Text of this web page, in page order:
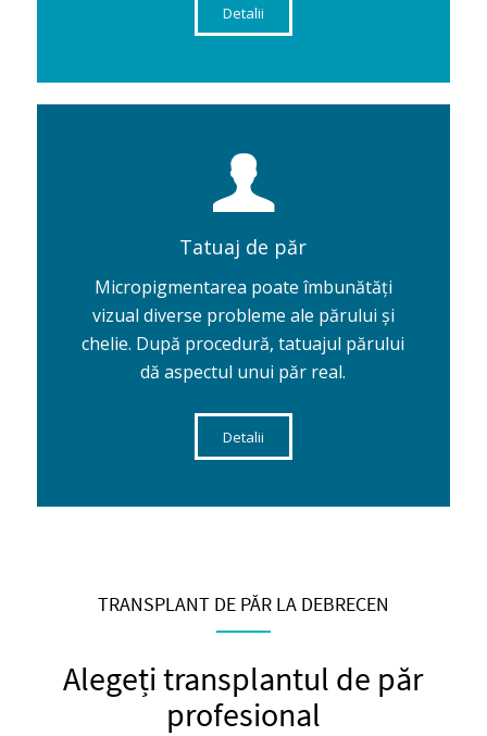
Detalii
Tatuaj de păr
Micropigmentarea poate îmbunătăți
vizual diverse probleme ale părului și
chelie. După procedură, tatuajul părului
dă aspectul unui păr real.
Detalii
TRANSPLANT DE PĂR LA DEBRECEN
Alegeți transplantul de păr
profesional